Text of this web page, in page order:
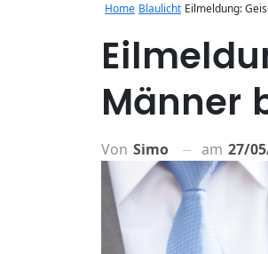
Home Blaulicht Eilmeldung:
Männer
Von Simo am 27/